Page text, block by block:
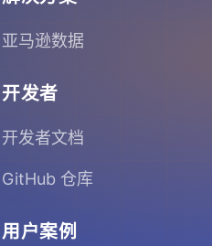
亚马逊数据
开发者
开发者文档
GitHub 仓库
用户案例